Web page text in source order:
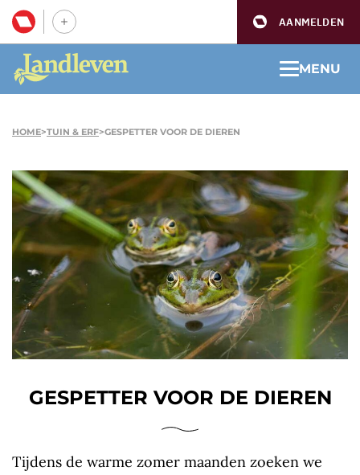
AANMELDEN
MENU
HOME>TUIN & ERF>GESPETTER VOOR DE DIEREN
GESPETTER VOOR DE DIEREN
Tijdens de warme zomer maanden zoeken we